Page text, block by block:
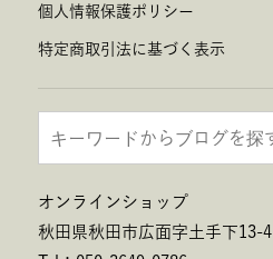
個人情報保護ポリシー
特定商取引法に基づく表示
オンラインショップ
秋田県秋田市広面字土手下13-4